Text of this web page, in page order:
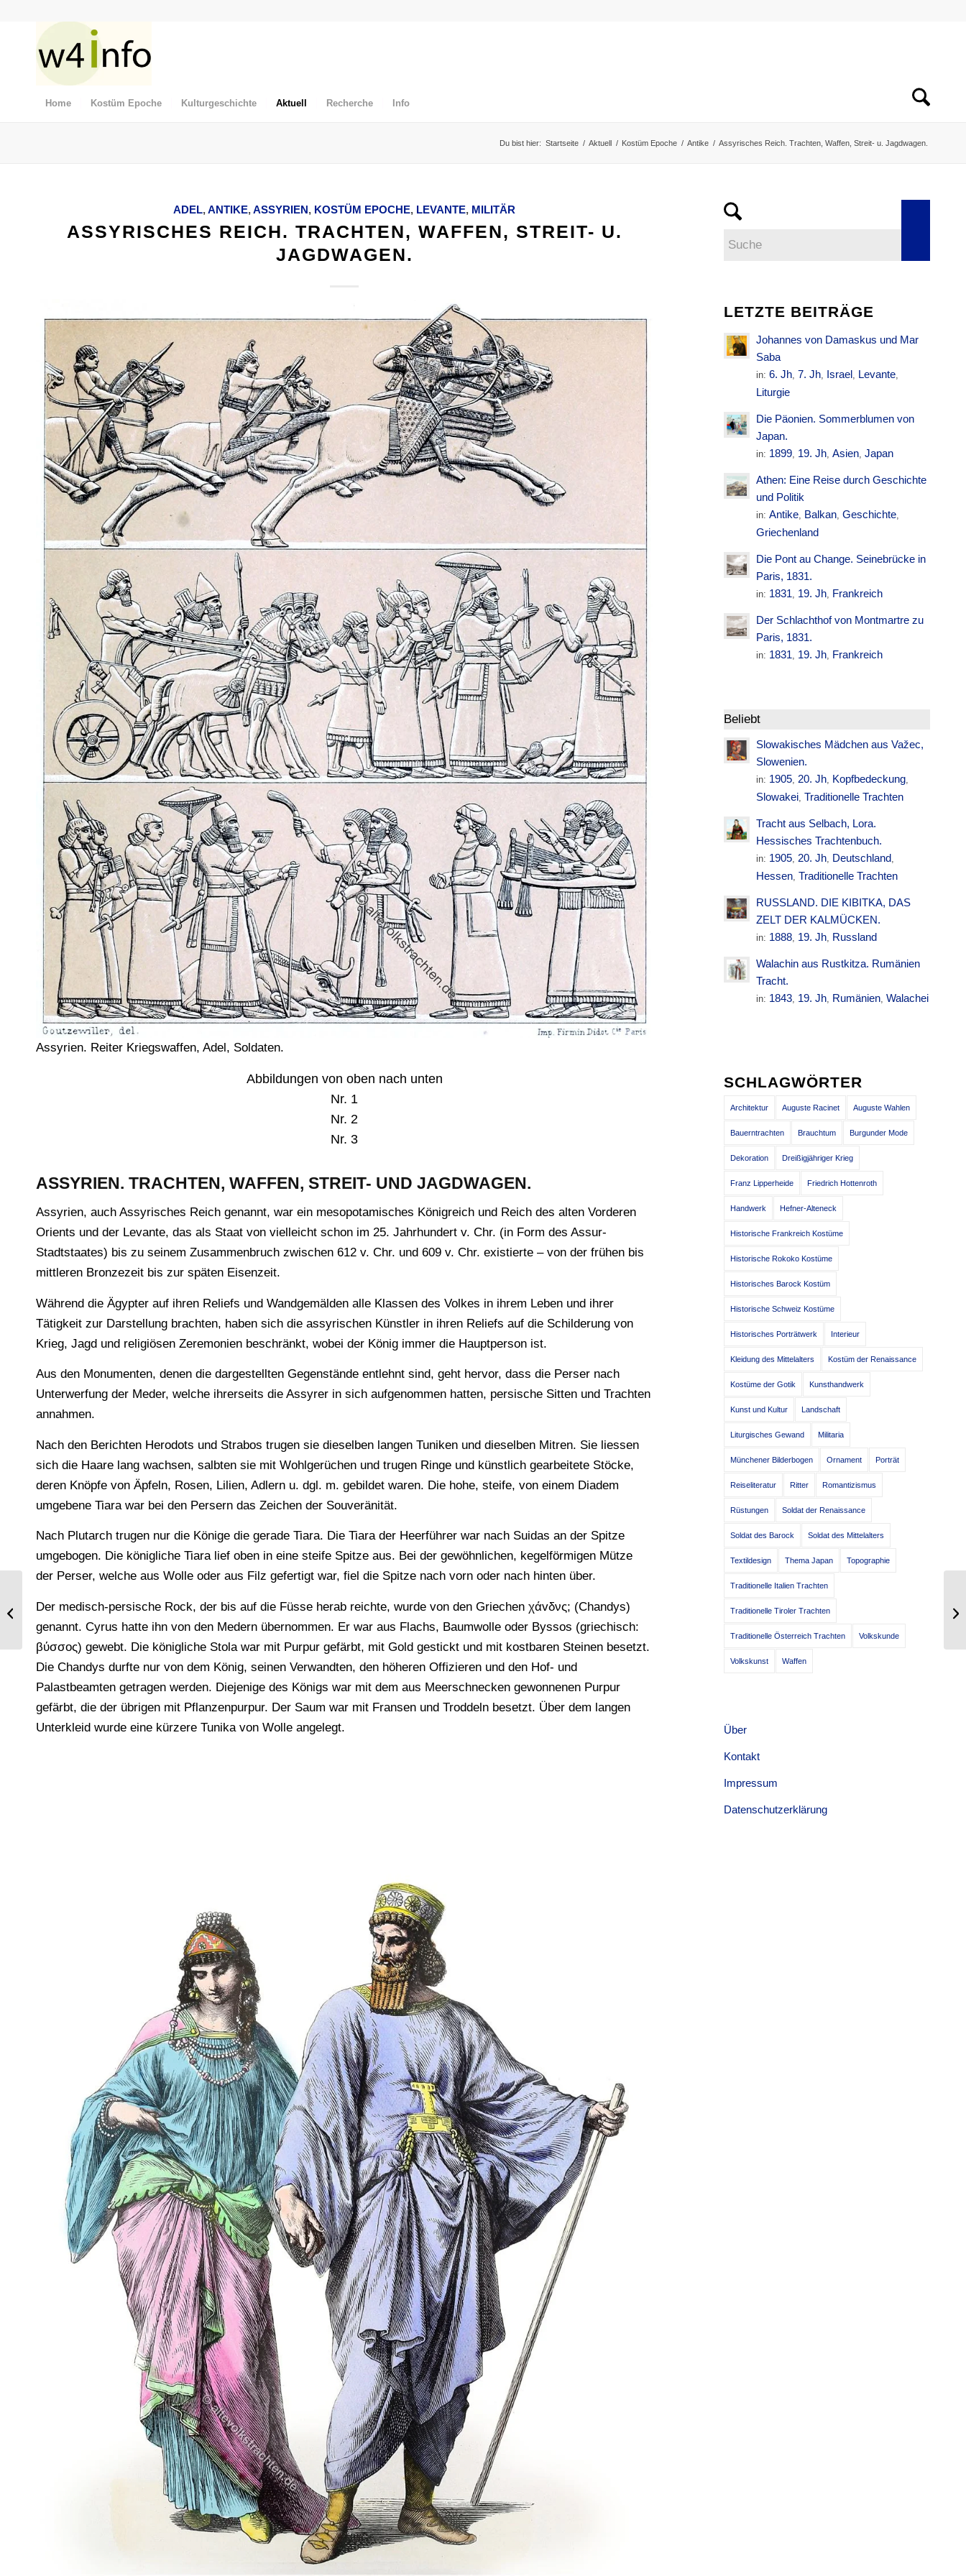
Home Kostüm Epoche Kulturgeschichte Aktuell Recherche Info
Du bist hier: Startseite / Aktuell / Kostüm Epoche / Antike / Assyrisches Reich. Trachten, Waffen, Streit- u. Jagdwagen.
ADEL,ANTIKE,ASSYRIEN, KOSTÜM EPOCHE, LEVANTE, MILITÄR
ASSYRISCHES REICH. TRACHTEN, WAFFEN, STREIT- U.
JAGDWAGEN.
Assyrien. Reiter Kriegswaffen, Adel, Soldaten.
Abbildungen von oben nach unten
Nr. 1
Nr. 2
Nr. 3
ASSYRIEN. TRACHTEN, WAFFEN, STREIT- UND JAGDWAGEN.
Assyrien, auch Assyrisches Reich genannt, war ein mesopotamisches Königreich und Reich des alten Vorderen
Orients und der Levante, das als Staat von vielleicht schon im 25. Jahrhundert v. Chr. (in Form des Assur-
Stadtstaates) bis zu seinem Zusammenbruch zwischen 612 v. Chr. und 609 v. Chr. existierte – von der frühen bis
mittleren Bronzezeit bis zur späten Eisenzeit.
Während die Ägypter auf ihren Reliefs und Wandgemälden alle Klassen des Volkes in ihrem Leben und ihrer
Tätigkeit zur Darstellung brachten, haben sich die assyrischen Künstler in ihren Reliefs auf die Schilderung von
Krieg, Jagd und religiösen Zeremonien beschränkt, wobei der König immer die Hauptperson ist.
Aus den Monumenten, denen die dargestellten Gegenstände entlehnt sind, geht hervor, dass die Perser nach
Unterwerfung der Meder, welche ihrerseits die Assyrer in sich aufgenommen hatten, persische Sitten und Trachten
annahmen.
Nach den Berichten Herodots und Strabos trugen sie dieselben langen Tuniken und dieselben Mitren. Sie liessen
sich die Haare lang wachsen, salbten sie mit Wohlgerüchen und trugen Ringe und künstlich gearbeitete Stöcke,
deren Knöpfe von Äpfeln, Rosen, Lilien, Adlern u. dgl. m. gebildet waren. Die hohe, steife, von einem Diadem
umgebene Tiara war bei den Persern das Zeichen der Souveränität.
Nach Plutarch trugen nur die Könige die gerade Tiara. Die Tiara der Heerführer war nach Suidas an der Spitze
umgebogen. Die königliche Tiara lief oben in eine steife Spitze aus. Bei der gewöhnlichen, kegelförmigen Mütze
der Perser, welche aus Wolle oder aus Filz gefertigt war, fiel die Spitze nach vorn oder nach hinten über.
Der medisch-persische Rock, der bis auf die Füsse herab reichte, wurde von den Griechen χάvδνς; (Chandys)
genannt. Cyrus hatte ihn von den Medern übernommen. Er war aus Flachs, Baumwolle oder Byssos (griechisch:
βύσσος) gewebt. Die königliche Stola war mit Purpur gefärbt, mit Gold gestickt und mit kostbaren Steinen besetzt.
Die Chandys durfte nur von dem König, seinen Verwandten, den höheren Offizieren und den Hof- und
Palastbeamten getragen werden. Diejenige des Königs war mit dem aus Meerschnecken gewonnenen Purpur
gefärbt, die der übrigen mit Pflanzenpurpur. Der Saum war mit Fransen und Troddeln besetzt. Über dem langen
Unterkleid wurde eine kürzere Tunika von Wolle angelegt.
LETZTE BEITRÄGE
Johannes von Damaskus und Mar
Saba
in:6. Jh, 7. Jh, Israel, Levante,
Liturgie
Die Päonien. Sommerblumen von
Japan.
in: 1899, 19. Jh,Asien,Japan
Athen: Eine Reise durch Geschichte
und Politik
in:Antike, Balkan,Geschichte,
Griechenland
Die Pont au Change. Seinebrücke in
Paris, 1831.
in: 1831, 19. Jh, Frankreich
Der Schlachthof von Montmartre zu
Paris, 1831.
in: 1831, 19. Jh, Frankreich
Beliebt
Slowakisches Mädchen aus Važec,
Slowenien.
in: 1905,20. Jh, Kopfbedeckung,
Slowakei, Traditionelle Trachten
Tracht aus Selbach, Lora.
Hessisches Trachtenbuch.
in: 1905,20. Jh, Deutschland,
Hessen, Traditionelle Trachten
RUSSLAND. DIE KIBITKA, DAS
ZELT DER KALMÜCKEN.
in: 1888, 19. Jh, Russland
Walachin aus Rustkitza. Rumänien
Tracht.
in: 1843, 19. Jh, Rumänien,Walachei
SCHLAGWÖRTER
Architektur Auguste Racinet Auguste Wahlen
Bauerntrachten Brauchtum Burgunder Mode
Dekoration Dreißigjähriger Krieg
Franz Lipperheide Friedrich Hottenroth
Handwerk Hefner-Alteneck
Historische Frankreich Kostüme
Historische Rokoko Kostüme
Historisches Barock Kostüm
Historische Schweiz Kostüme
Historisches Porträtwerk Interieur
Kleidung des Mittelalters Kostüm der Renaissance
Kostüme der Gotik Kunsthandwerk
Kunst und Kultur Landschaft
Liturgisches Gewand Militaria
Münchener Bilderbogen Ornament Porträt
Reiseliteratur Ritter Romantizismus
Rüstungen Soldat der Renaissance
Soldat des Barock Soldat des Mittelalters
Textildesign Thema Japan Topographie
Traditionelle Italien Trachten
Traditionelle Tiroler Trachten
Traditionelle Österreich Trachten Volkskunde
Volkskunst Waffen
Über
Kontakt
Impressum
Datenschutzerklärung
Seidenteppich aus antikem Täbris-